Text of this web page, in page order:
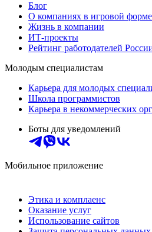
Блог
О компаниях в игровой форме
Жизнь в компании
ИТ-проекты
Рейтинг работодателей
Молодым специалистам
Карьера для молодых
Школа программистов
Карьера в некоммерческих
Боты для уведомлений
Мобильное приложение
Этика и комплаенс
Оказание услуг
Использование сайтов